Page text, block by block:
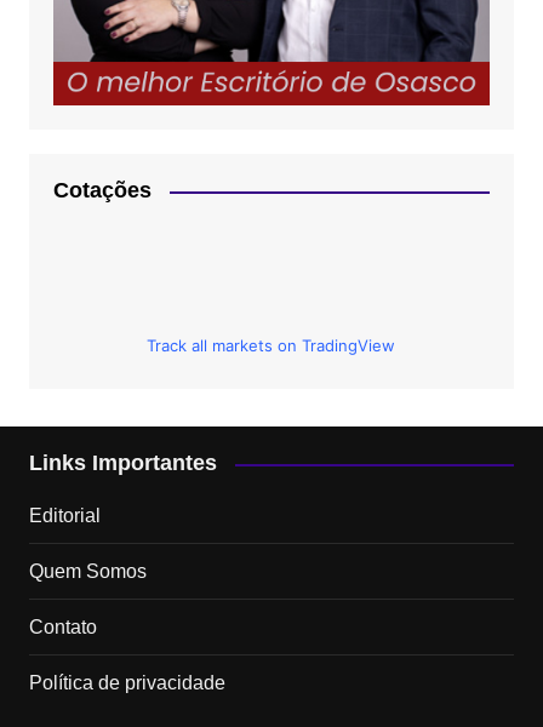
Cotações
Track all markets on TradingView
Links Importantes
Editorial
Quem Somos
Contato
Política de privacidade